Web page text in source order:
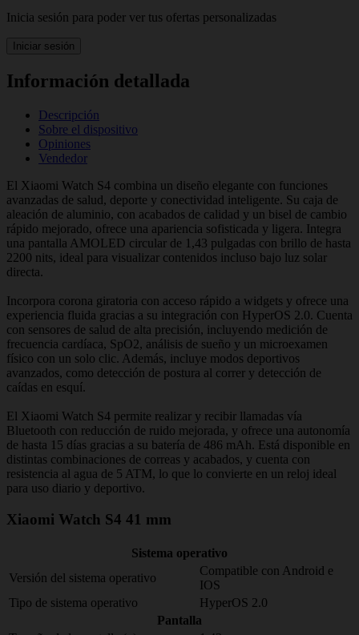
Inicia sesión para poder ver tus ofertas personalizadas
Iniciar sesión
Información detallada
Descripción
Sobre el dispositivo
Opiniones
Vendedor
El Xiaomi Watch S4 combina un diseño elegante con funciones
avanzadas de salud, deporte y conectividad inteligente. Su caja de
aleación de aluminio, con acabados de calidad y un bisel de cambio
rápido mejorado, ofrece una apariencia sofisticada y ligera. Integra
una pantalla AMOLED circular de 1,43 pulgadas con brillo de hasta
2200 nits, ideal para visualizar contenidos incluso bajo luz solar
directa.
Incorpora corona giratoria con acceso rápido a widgets y ofrece una
experiencia fluida gracias a su integración con HyperOS 2.0. Cuenta
con sensores de salud de alta precisión, incluyendo medición de
frecuencia cardíaca, SpO2, análisis de sueño y un microexamen
físico con un solo clic. Además, incluye modos deportivos
avanzados, como detección de postura al correr y detección de
caídas en esquí.
El Xiaomi Watch S4 permite realizar y recibir llamadas vía
Bluetooth con reducción de ruido mejorada, y ofrece una autonomía
de hasta 15 días gracias a su batería de 486 mAh. Está disponible en
distintas combinaciones de correas y acabados, y cuenta con
resistencia al agua de 5 ATM, lo que lo convierte en un reloj ideal
para uso diario y deportivo.
Xiaomi Watch S4 41 mm
Sistema operativo
Versión del sistema operativo
Compatible con Android e
IOS
Tipo de sistema operativo
HyperOS 2.0
Pantalla